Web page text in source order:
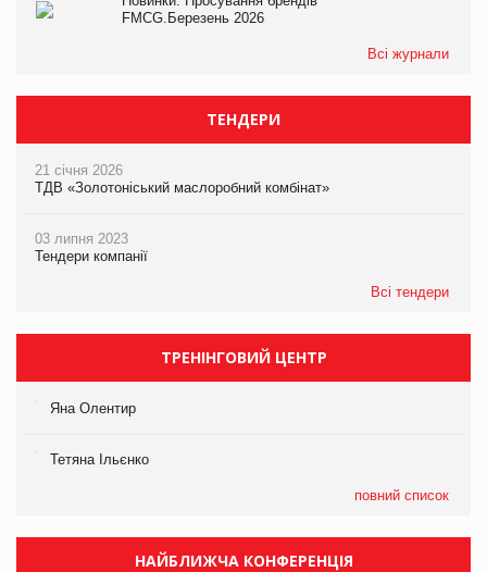
FMCG.Березень 2026
Всі журнали
ТЕНДЕРИ
21 січня 2026
ТДВ «Золотоніський маслоробний комбінат»
03 липня 2023
Тендери компанії
Всі тендери
ТРЕНІНГОВИЙ ЦЕНТР
Яна Олентир
Тетяна Ільєнко
повний список
НАЙБЛИЖЧА КОНФЕРЕНЦІЯ